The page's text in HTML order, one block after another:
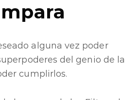
alguna vez poder
del genio de la
cumplirlos.